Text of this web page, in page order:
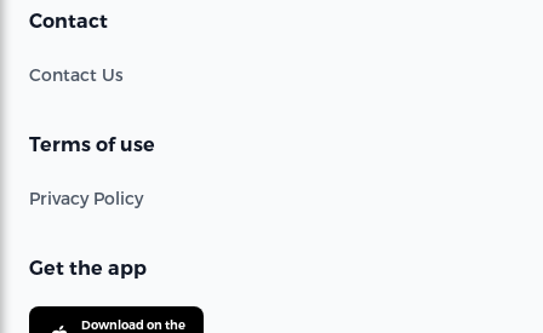
Contact
Contact Us
Terms of use
Privacy Policy
Get the app
Download on the